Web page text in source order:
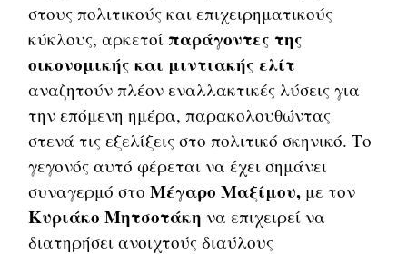
στους πολιτικούς και επιχειρηματικούς
κύκλους, αρκετοί παράγοντες της
οικονομικής και μιντιακής ελίτ
αναζητούν πλέον εναλλακτικές λύσεις για
την επόμενη ημέρα, παρακολουθώντας
στενά τις εξελίξεις στο πολιτικό σκηνικό. Το
γεγονός αυτό φέρεται να έχει σημάνει
συναγερμό στοΜέγαρο Μαξίμου, με τον
Κυριάκο Μητσοτάκη να επιχειρεί να
διατηρήσει ανοιχτούς διαύλους